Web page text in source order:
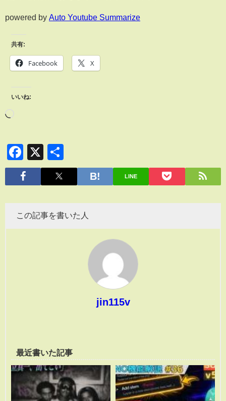
powered by Auto Youtube Summarize
共有:
Facebook X
いいね:
Facebook
X
有
LINE
この記事を書いた人
jin115v
最近書いた記事